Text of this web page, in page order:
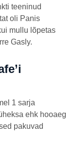
teeninud
oli Panis
mullu lõpetas
Gasly.
1 sarja
ehk hooaeg
pakuvad